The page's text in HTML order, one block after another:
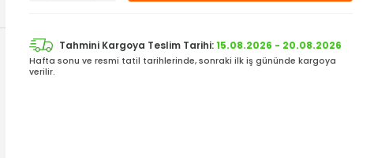
Tahmini Kargoya Teslim Tarihi:15.08.2026 - 20.08.2026
Hafta sonu ve resmi tatil tarihlerinde, sonraki ilk iş gününde kargoya
verilir.